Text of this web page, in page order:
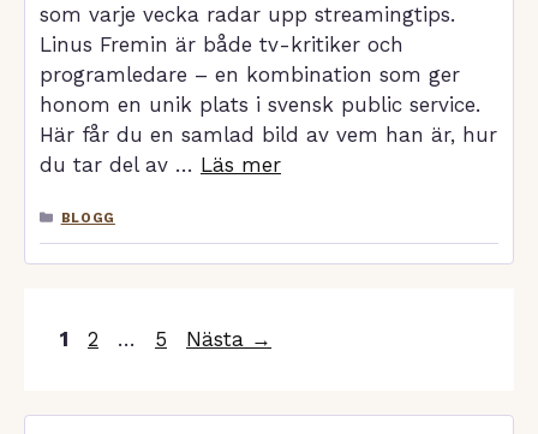
som varje vecka radar upp streamingtips.
Linus Fremin är både tv-kritiker och
programledare – en kombination som ger
honom en unik plats i svensk public service.
Här får du en samlad bild av vem han är, hur
du tar del av … Läs mer
KATEGORIER
BLOGG
Sida
1 Sida
2 … Sida
5 Nästa →